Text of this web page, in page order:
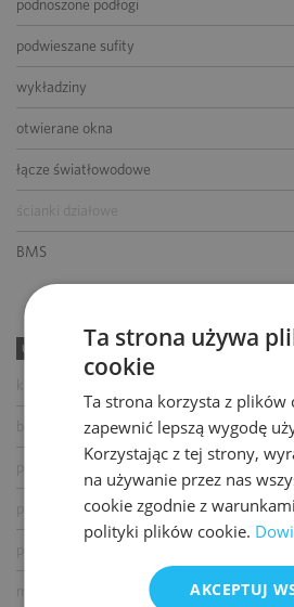
podnoszone podłogi
podwieszane sufity
wykładziny
otwierane okna
łącze światłowodowe
ścianki działowe
BMS
UDOGODNIENIA
parking dla gości
myjnia samochodowa
Ta strona używa
cookie
Ta strona korzysta z plików
zapewnić lepszą wygodę
Korzystając z tej strony,
na używanie przez nas
cookie zgodnie z
polityki plików cookie.
AKCEPTUJ